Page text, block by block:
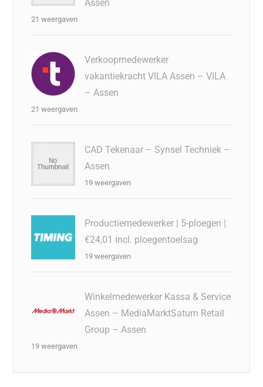
Assen
21 weergaven
Verkoopmedewerker
vakantiekracht VILA Assen – VILA
– Assen
21 weergaven
CAD Tekenaar – Synsel Techniek –
Assen
19 weergaven
Productiemedewerker | 5-ploegen |
€24,01 incl. ploegentoelsag
19 weergaven
Winkelmedewerker Kassa & Service
Assen – MediaMarktSaturn Retail
Group – Assen
19 weergaven